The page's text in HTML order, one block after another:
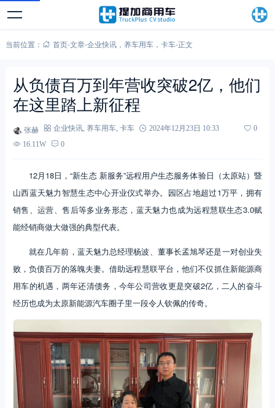
当前位置： 首页-文章-企业快讯， 养车用车， 卡车-正文
从负债百万到年营收突破2亿，他们
在这里踏上新征程
张赫 企业快讯, 养车用车, 卡车 2024年12月23日 10:33
0
16.11W
0
12月18日，“新生态 新服务”远程用户生态服务体验日（太原站）暨
山西蓝天魅力智慧生态中心开业仪式举办。园区占地超过1万平，拥有
销售、运营、售后等多业务形态，蓝天魅力也成为远程慧联生态3.0赋
能经销商做大做强的典型代表。
就在几年前，蓝天魅力总经理杨波、董事长孟旭琴还是一对创业失
败，负债百万的落魄夫妻。借助远程慧联平台，他们不仅抓住新能源商
用车的机遇，两年还清债务，今年公司营收更是突破2亿，二人的奋斗
经历也成为太原新能源汽车圈子里一段令人钦佩的传奇。